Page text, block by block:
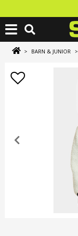
> BARN & JUNIOR >